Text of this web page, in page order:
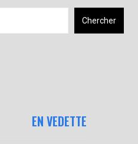
Chercher
EN VEDETTE